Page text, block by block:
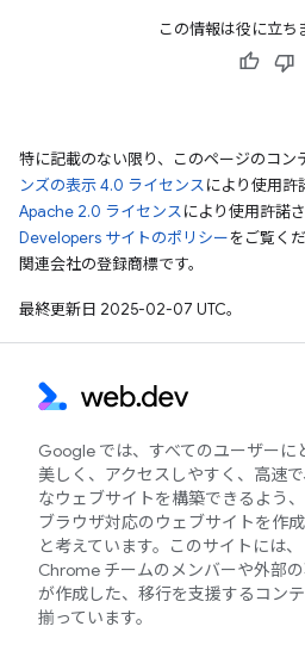
この情報は役に立ち
特に記載のない限り、このページのコン
ンズの表示 4.0 ライセンスにより使用許
Apache 2.0 ライセンスにより使用許諾
Developers サイトのポリシーをご覧く
関連会社の登録商標です。
最終更新日 2025-02-07 UTC。
Google では、すべてのユーザーに
美しく、アクセスしやすく、高速
なウェブサイトを構築できるよう
ブラウザ対応のウェブサイトを作
と考えています。このサイトには、
Chrome チームのメンバーや外部
が作成した、移行を支援するコン
揃っています。